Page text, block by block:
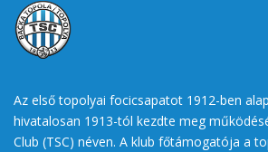
Az első topolyai focicsapatot 1912-ben
hivatalosan 1913-tól kezdte meg
Club (TSC) néven. A klub főtámogatója a